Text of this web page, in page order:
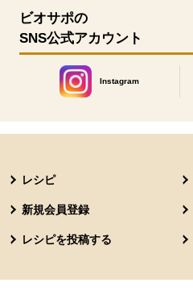
ビオサポの
SNS公式アカウント
Instagram
別のウィンドウで開きま
レシピ
新規会員登録
レシピを投稿する